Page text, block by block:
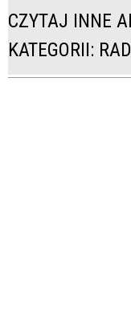
CZYTAJ INNE
KATEGORII: